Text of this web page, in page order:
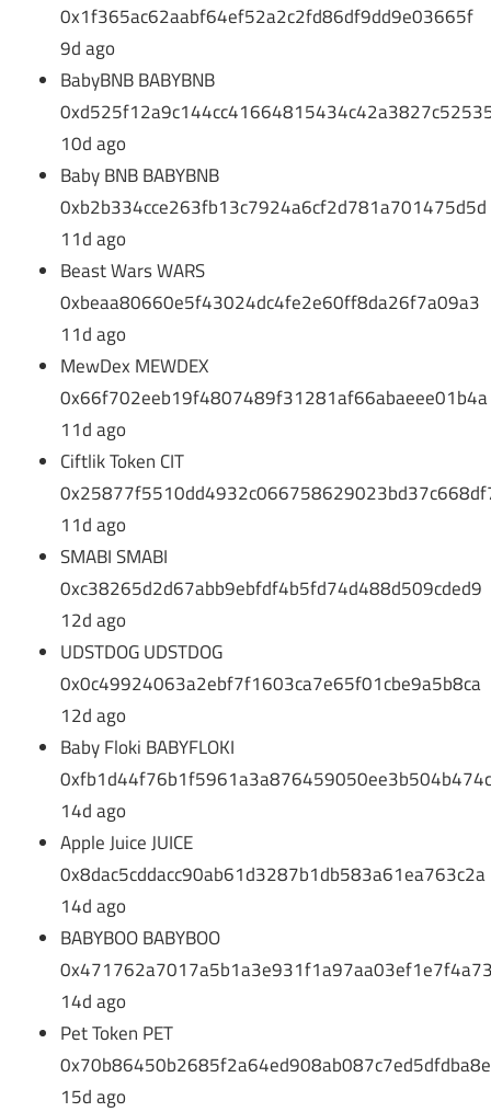
0x1f365ac62aabf64ef52a2c2fd86df9dd9e03665f
9d ago
BabyBNB BABYBNB
10d ago
Baby BNB BABYBNB
0xb2b334cce263fb13c7924a6cf2d781a701475d5d
11d ago
Beast Wars WARS
0xbeaa80660e5f43024dc4fe2e60ff8da26f7a09a3
11d ago
MewDex MEWDEX
0x66f702eeb19f4807489f31281af66abaeee01b4a
11d ago
Ciftlik Token CIT
11d ago
SMABI SMABI
0xc38265d2d67abb9ebfdf4b5fd74d488d509cded9
12d ago
UDSTDOG UDSTDOG
0x0c49924063a2ebf7f1603ca7e65f01cbe9a5b8ca
12d ago
Baby Floki BABYFLOKI
14d ago
Apple Juice JUICE
0x8dac5cddacc90ab61d3287b1db583a61ea763c2a
14d ago
BABYBOO BABYBOO
14d ago
Pet Token PET
0x70b86450b2685f2a64ed908ab087c7ed5dfdba8e
15d ago